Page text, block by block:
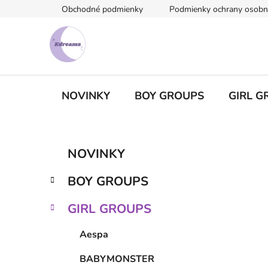
Obchodné podmienky Podmienky ochrany
NOVINKY BOY GROUPS GIRL
č
ý
Preskočiť
kategórie
e
ó
NOVINKY
BOY GROUPS
GIRL GROUPS
Aespa
BABYMONSTER